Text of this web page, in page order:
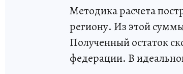
Методика расчета
региону. Из этой
Полученный остаток
федерации. В